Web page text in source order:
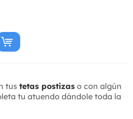
tus tetas postizas o con algún
tu atuendo dándole toda la